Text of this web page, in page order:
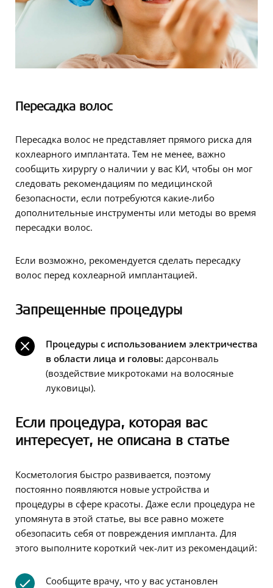
Пересадка волос
Пересадка волос не представляет прямого риска для
кохлеарного имплантата. Тем не менее, важно
сообщить хирургу о наличии у вас КИ, чтобы он мог
следовать рекомендациям по медицинской
безопасности, если потребуются какие-либо
дополнительные инструменты или методы во время
пересадки волос.
Если возможно, рекомендуется сделать пересадку
волос перед кохлеарной имплантацией.
Запрещенные процедуры
Процедуры с использованием электричества
в области лица и головы: дарсонваль
(воздействие микротоками на волосяные
луковицы).
Если процедура, которая вас
интересует, не описана в статье
Косметология быстро развивается, поэтому
постоянно появляются новые устройства и
процедуры в сфере красоты. Даже если процедура не
упомянута в этой статье, вы все равно можете
обезопасить себя от повреждения импланта. Для
этого выполните короткий чек-лит из рекомендаций:
Сообщите врачу, что у вас установлен